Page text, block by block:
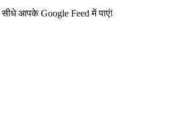
सीधे आपके Google Feed में पाएं!